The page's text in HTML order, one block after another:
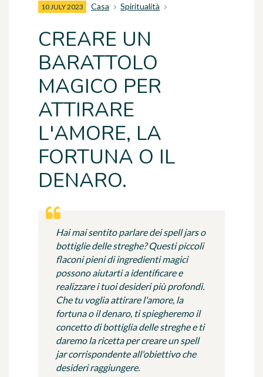
10 JULY 2023 Casa Spiritualità
CREARE UN
BARATTOLO
MAGICO PER
ATTIRARE
L'AMORE, LA
FORTUNA O IL
DENARO.
Hai mai sentito parlare dei spell jars o
bottiglie delle streghe? Questi piccoli
flaconi pieni di ingredienti magici
possono aiutarti a identificare e
realizzare i tuoi desideri più profondi.
Che tu voglia attirare l'amore, la
fortuna o il denaro, ti spiegheremo il
concetto di bottiglia delle streghe e ti
daremo la ricetta per creare un spell
jar corrispondente all'obiettivo che
desideri raggiungere.